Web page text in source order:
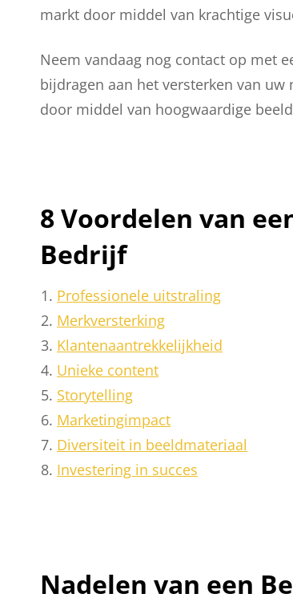
markt door middel van krachtige
Neem vandaag nog contact op met
bijdragen aan het versterken van
door middel van hoogwaardige
8 Voordelen van
Bedrijf
Professionele uitstraling
Merkversterking
Klantenaantrekkelijkheid
Unieke content
Storytelling
Marketingimpact
Diversiteit in beeldmateriaal
Investering in succes
Nadelen van een